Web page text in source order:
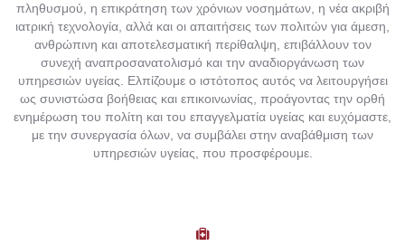
πληθυσμού, η επικράτηση των χρόνιων νοσημάτων, η νέα ακριβή
ιατρική τεχνολογία, αλλά και οι απαιτήσεις των πολιτών για άμεση,
ανθρώπινη και αποτελεσματική περίθαλψη, επιβάλλουν τον
συνεχή αναπροσανατολισμό και την αναδιοργάνωση των
υπηρεσιών υγείας. Ελπίζουμε ο ιστότοπος αυτός να λειτουργήσει
ως συνιστώσα βοήθειας και επικοινωνίας, προάγοντας την ορθή
ενημέρωση του πολίτη και του επαγγελματία υγείας και ευχόμαστε,
με την συνεργασία όλων, να συμβάλει στην αναβάθμιση των
υπηρεσιών υγείας, που προσφέρουμε.